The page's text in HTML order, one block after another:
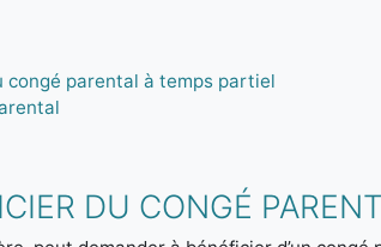
congé parental à temps partiel
DU CONGÉ